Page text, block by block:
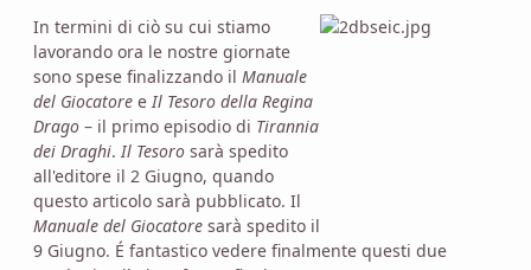
In termini di ciò su cui stiamo
lavorando ora le nostre giornate
sono spese finalizzando il Manuale
del Giocatore e Il Tesoro della Regina
Drago – il primo episodio di Tirannia
dei Draghi. Il Tesoro sarà spedito
all'editore il 2 Giugno, quando
questo articolo sarà pubblicato. Il
Manuale del Giocatore sarà spedito il
9 Giugno. É fantastico vedere finalmente questi due